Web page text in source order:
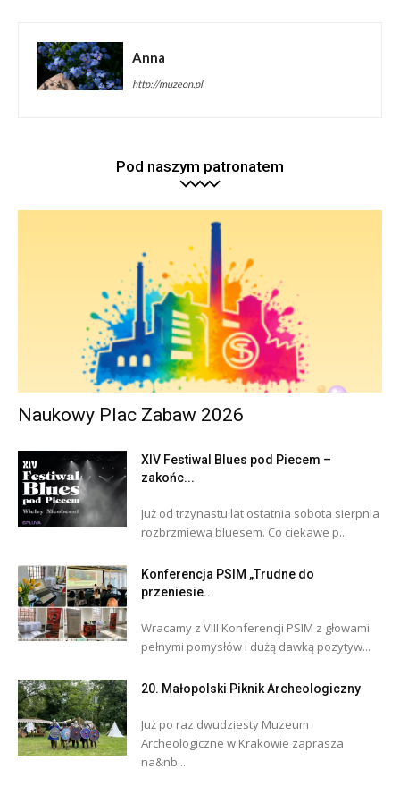
Anna
http://muzeon.pl
Pod naszym patronatem
Naukowy Plac Zabaw 2026
XIV Festiwal Blues pod Piecem –
zakońc...
Już od trzynastu lat ostatnia sobota sierpnia
rozbrzmiewa bluesem. Co ciekawe p...
Konferencja PSIM „Trudne do
przeniesie...
Wracamy z VIII Konferencji PSIM z głowami
pełnymi pomysłów i dużą dawką pozytyw...
20. Małopolski Piknik Archeologiczny
Już po raz dwudziesty Muzeum
Archeologiczne w Krakowie zaprasza
na&nb...